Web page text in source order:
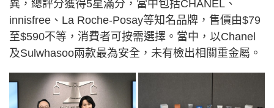
異，總評分獲得5星滿分，當中包括CHANEL、
innisfree、La Roche-Posay等知名品牌，售價由$79
至$590不等，消費者可按需選擇。當中，以Chanel
及Sulwhasoo兩款最為安全，未有檢出相關重金屬。